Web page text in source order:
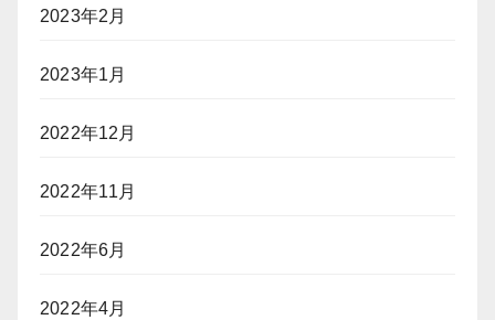
2023年2月
2023年1月
2022年12月
2022年11月
2022年6月
2022年4月